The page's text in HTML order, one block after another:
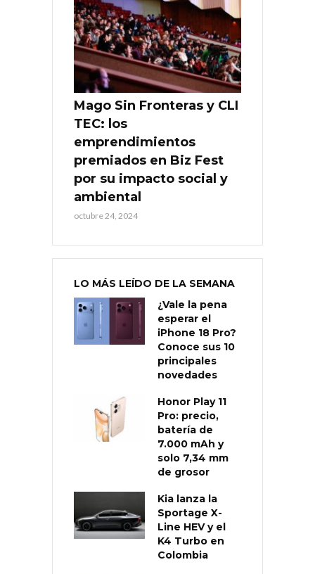
Mago Sin Fronteras y CLI
TEC: los
emprendimientos
premiados en Biz Fest
por su impacto social y
ambiental
octubre 24, 2024
LO MÁS LEÍDO DE LA SEMANA
¿Vale la pena
esperar el
iPhone 18 Pro?
Conoce sus 10
principales
novedades
Honor Play 11
Pro: precio,
batería de
7.000 mAh y
solo 7,34 mm
de grosor
Kia lanza la
Sportage X-
Line HEV y el
K4 Turbo en
Colombia